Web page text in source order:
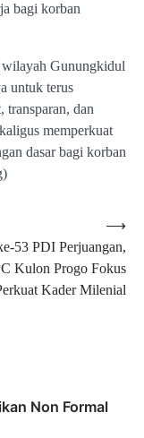
bagi korban
wilayah Gunungkidul
untuk terus
transparan, dan
memperkuat
dasar bagi korban
53 PDI Perjuangan,
Kulon Progo Fokus
Kader Milenial
⟶
Non Formal